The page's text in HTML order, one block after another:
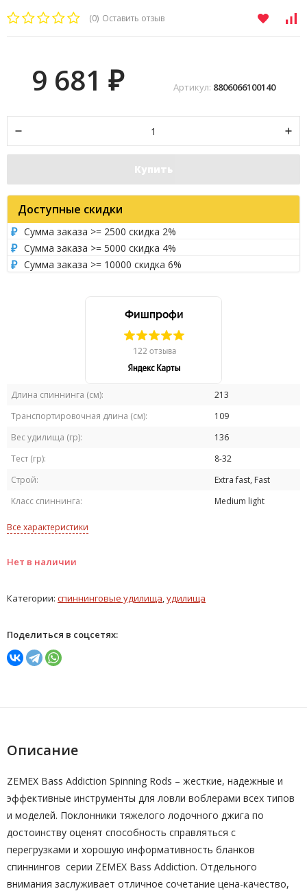
(0) Оставить отзыв
Длина спиннинга (см):
213
Транспортировочная длина (см):
109
Вес удилища (гр):
136
Тест (гр):
8-32
Строй:
Extra fast, Fast
Класс спиннинга:
Medium light
Все характеристики
Нет в наличии
Артикул: 8806066100140
9 681 ₽
Купить
Доступные скидки
Сумма заказа >= 2500 скидка 2%
Сумма заказа >= 5000 скидка 4%
Сумма заказа >= 10000 скидка 6%
Категории: спиннинговые удилища,удилища
Поделиться в соцсетях:
Описание
ZEMEX Bass Addiction Spinning Rods – жесткие, надежные и
эффективные инструменты для ловли воблерами всех типов
и моделей. Поклонники тяжелого лодочного джига по
достоинству оценят способность справляться с
перегрузками и хорошую информативность бланков
спиннингов серии ZEMEX Bass Addiction. Отдельного
внимания заслуживает отличное сочетание цена-качество,